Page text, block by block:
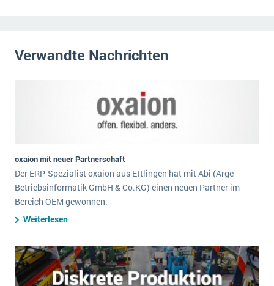
Verwandte Nachrichten
oxaion mit neuer Partnerschaft
Der ERP-Spezialist oxaion aus Ettlingen hat mit Abi (Arge
Betriebsinformatik GmbH & Co.KG) einen neuen Partner im
Bereich OEM gewonnen.
Weiterlesen